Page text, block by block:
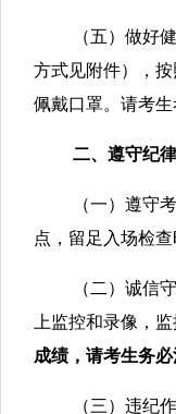
（五）做好
方式见附件），
佩戴口罩。请考
二、遵守纪
（一）遵守
点，留足入场检
（二）诚信
上监控和录像，
成绩，请考生务
（三）违纪